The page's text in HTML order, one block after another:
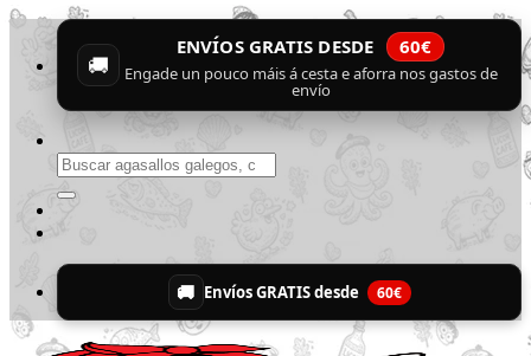
Skip
content
🚚
ENVÍOS GRATIS DESDE 60€
Engade un pouco máis á cesta e aforra nos gastos de
envío
Buscar
por:
🚚 Envíos GRATIS desde 60€